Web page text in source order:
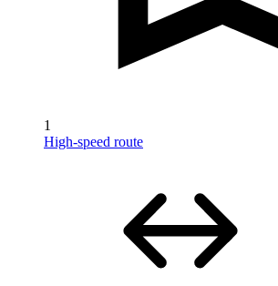
1
High-speed route